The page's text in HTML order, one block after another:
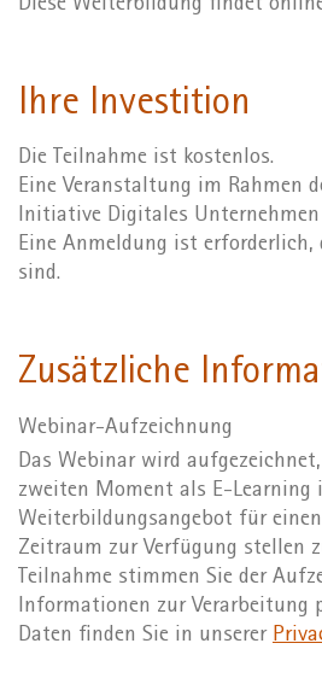
Diese Weiterbildung findet
Ihre Investition
Die Teilnahme ist kostenlos.
Eine Veranstaltung im Rahmen
Initiative Digitales Unternehmen
Eine Anmeldung ist
sind.
Zusätzliche
Webinar-Aufzeichnung
Das Webinar wird
zweiten Moment als E-Learning
Weiterbildungsangebot für
Zeitraum zur Verfügung stellen
Teilnahme stimmen Sie der
Informationen zur Verarbeitung
Daten finden Sie in unserer